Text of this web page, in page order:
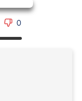
0